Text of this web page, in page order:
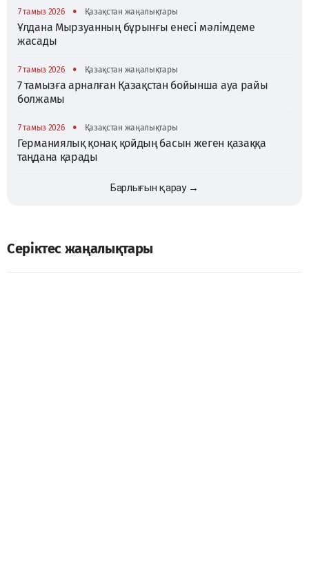
7 тамыз 2026 • Қазақстан жаңалықтары
Ұлдана Мырзуанның бұрынғы енесі мәлімдеме
жасады
7 тамыз 2026 • Қазақстан жаңалықтары
7 тамызға арналған Қазақстан бойынша ауа райы
болжамы
7 тамыз 2026 • Қазақстан жаңалықтары
Германиялық қонақ қойдың басын жеген қазаққа
таңдана қарады
Барлығын қарау →
Серіктес жаңалықтары